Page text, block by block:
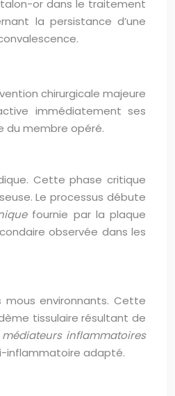
or dans le traitement
la persistance d’une
chirurgicale majeure
immédiatement ses
du membre opéré.
Cette phase critique
Le processus débute
fournie par la plaque
observée dans les
environnants. Cette
tissulaire résultant de
médiateurs inflammatoires
inflammatoire adapté.